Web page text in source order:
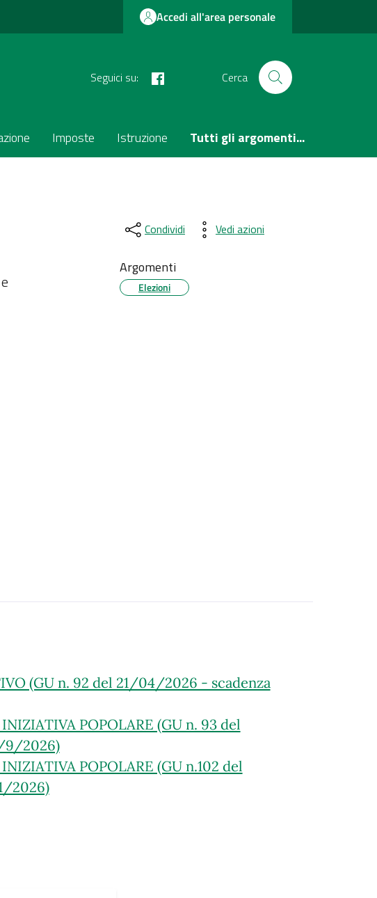
Accedi all'area personale
Seguici su: Cerca
Imposte Istruzione Tutti gli argomenti...
Condividi Vedi azioni
Argomenti
Elezioni
(GU n. 92 del 21/04/2026 - scadenza
POPOLARE (GU n. 93 del
9/2026)
POPOLARE (GU n.102 del
2026)